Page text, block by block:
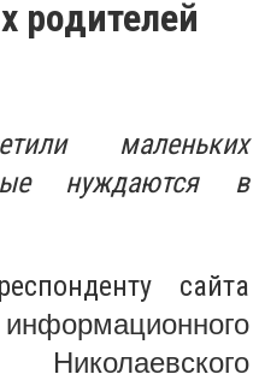
родителей
маленьких
нуждаются в
сайта